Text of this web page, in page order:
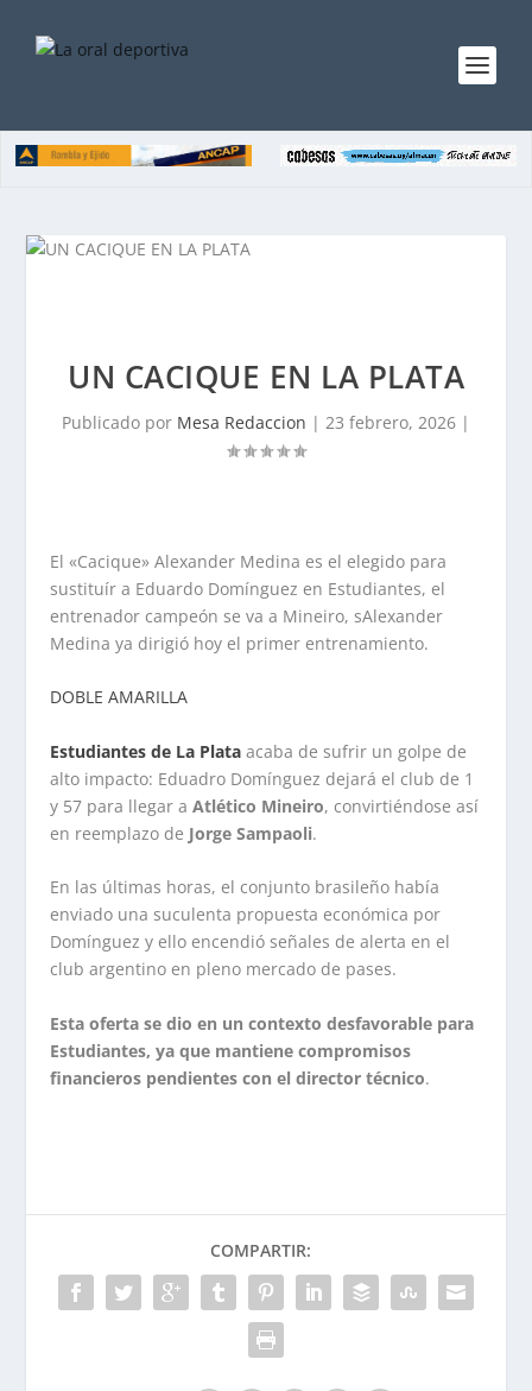
UN CACIQUE EN LA PLATA
Publicado por Mesa Redaccion | 23 febrero, 2026 |
El «Cacique» Alexander Medina es el elegido para
sustituír a Eduardo Domínguez en Estudiantes, el
entrenador campeón se va a Mineiro, sAlexander
Medina ya dirigió hoy el primer entrenamiento.
DOBLE AMARILLA
Estudiantes de La Plata acaba de sufrir un golpe de
alto impacto: Eduadro Domínguez dejará el club de 1
y 57 para llegar aAtlético Mineiro, convirtiéndose así
en reemplazo de Jorge Sampaoli.
En las últimas horas, el conjunto brasileño había
enviado una suculenta propuesta económica por
Domínguez y ello encendió señales de alerta en el
club argentino en pleno mercado de pases.
Esta oferta se dio en un contexto desfavorable para
Estudiantes, ya que mantiene compromisos
financieros pendientes con el director técnico.
COMPARTIR: